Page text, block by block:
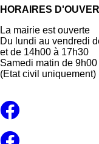
HORAIRES
La mairie est ouverte
Du lundi au vendredi
et de 14h00 à 17h30
Samedi matin de
(Etat civil uniquement)